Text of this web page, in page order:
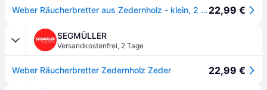
Weber Räucherbretter aus Zedernholz - klein, 2 Stück22,99 €
SEGMÜLLER
Versandkostenfrei, 2 Tage
Weber Räucherbretter Zedernholz Zeder 22,99 €